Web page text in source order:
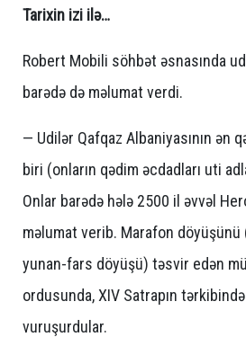
Tarixin izi ilə…
Robert Mobili söhbət əsnasında
barədə də məlumat verdi.
— Udilər Qafqaz Albaniyasının ən
biri (onların qədim əcdadları uti
Onlar barədə hələ 2500 il əvvəl
məlumat verib. Marafon döyüşünü
yunan-fars döyüşü) təsvir edən
ordusunda, XIV Satrapın
vuruşurdular.